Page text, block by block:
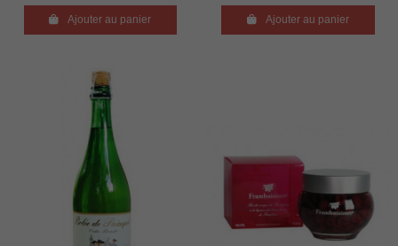
Ajouter au panier Ajouter au panier